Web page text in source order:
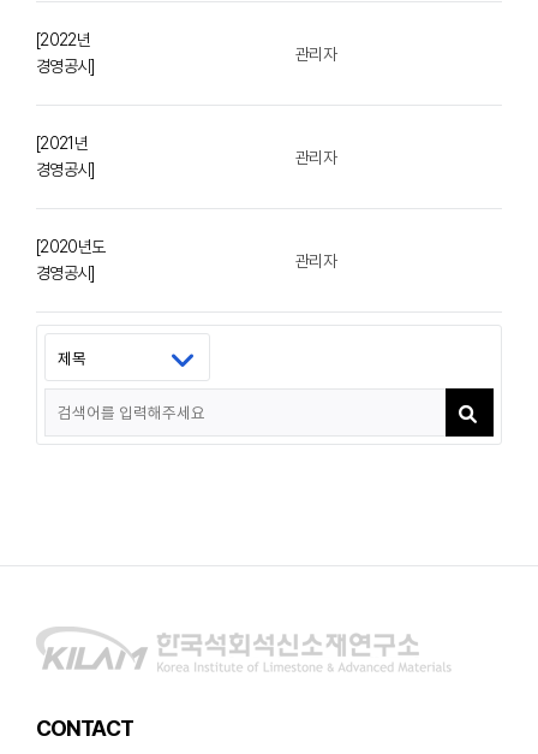
[2022년
경영공시]
관리자
[2021년
경영공시]
관리자
[2020년도
경영공시]
관리자
CONTACT